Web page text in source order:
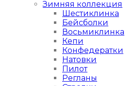
Зимняя коллекция
Шестиклинка
Бейсболки
Восьмиклинка
Кепи
Конфедератки
Натовки
Пилот
Регланы